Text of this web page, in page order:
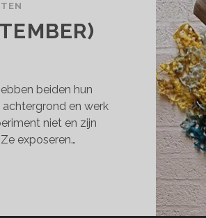
beiden hun
achtergrond en werk
niet en zijn
exposeren…